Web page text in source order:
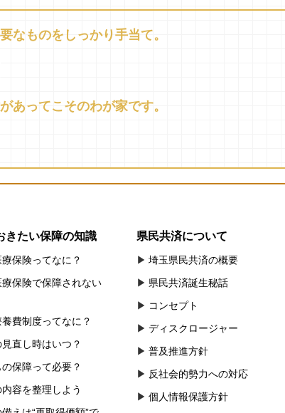
なものをしっかり手当て。
あってこそのわが家です。
きたい保障の知識
保険ってなに？
保険で保障されない
費制度ってなに？
直し時はいつ？
の保障って必要？
容を整理しよう
県民共済について
埼玉県民共済の概要
県民共済誕生秘話
コンセプト
ディスクロージャー
普及推進方針
反社会的勢力への対応
個人情報保護方針